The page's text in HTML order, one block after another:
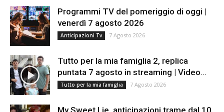
Programmi TV del pomeriggio di oggi |
venerdì 7 agosto 2026
Anticipazioni Tv 7 Agosto 2026
Tutto per la mia famiglia 2, replica
puntata 7 agosto in streaming | Video...
Tutto per la mia famiglia 7 Agosto 2026